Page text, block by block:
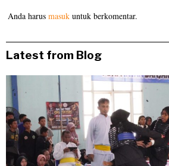
Anda harusmasuk untuk berkomentar.
Latest from Blog